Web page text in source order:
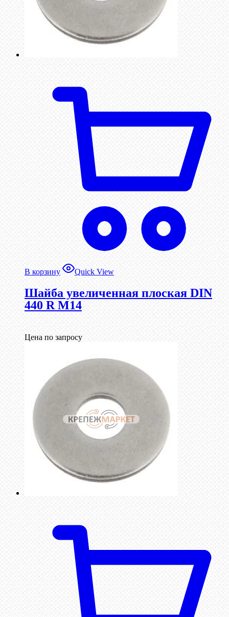
В корзину Quick View
Шайба увеличенная плоская DIN
440 R М14
Цена по запросу